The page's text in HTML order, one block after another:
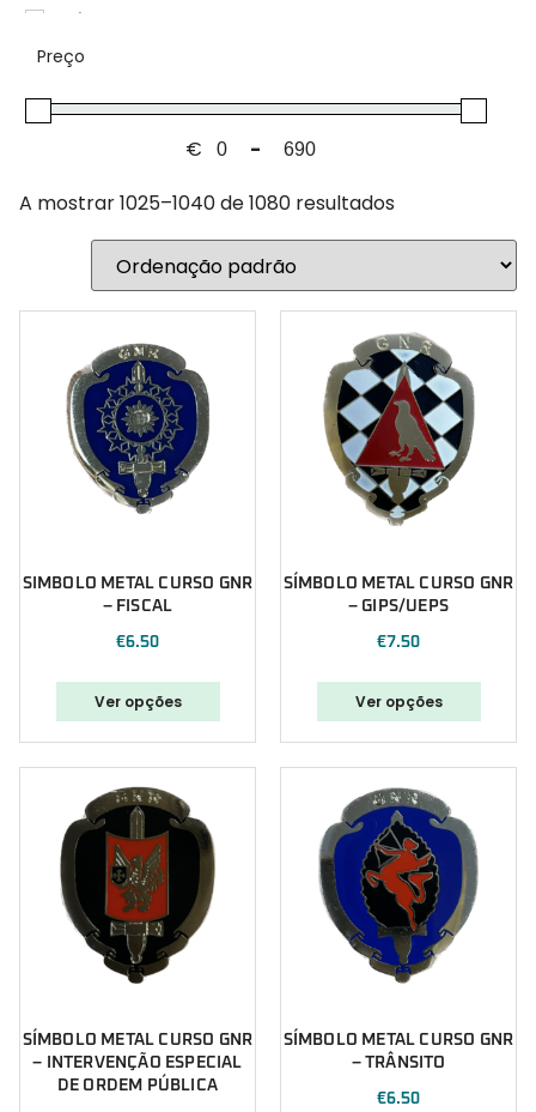
PASSAMONTANHAS | GORROS | GOLAS | LENÇOS
BOTAS
Exército
Força Aérea
Intervenção Rápida
Marinha
Militar
Nadador Salvador
Operações Especiais
Outro
Polícia
Polícia Aérea
Polícia Municipal
PSP
Punisher
Segurança
Sugestões Natal
Preço
€ Minimum Price
- Maximum Price
A mostrar 1025–1040 de 1080 resultados
SIMBOLO METAL CURSO GNR
– FISCAL
€6.50
Ver opções
SÍMBOLO METAL CURSO GNR
– GIPS/UEPS
€7.50
Ver opções
SÍMBOLO METAL CURSO GNR
– INTERVENÇÃO ESPECIAL
DE ORDEM PÚBLICA
SÍMBOLO METAL CURSO GNR
– TRÂNSITO
€6.50